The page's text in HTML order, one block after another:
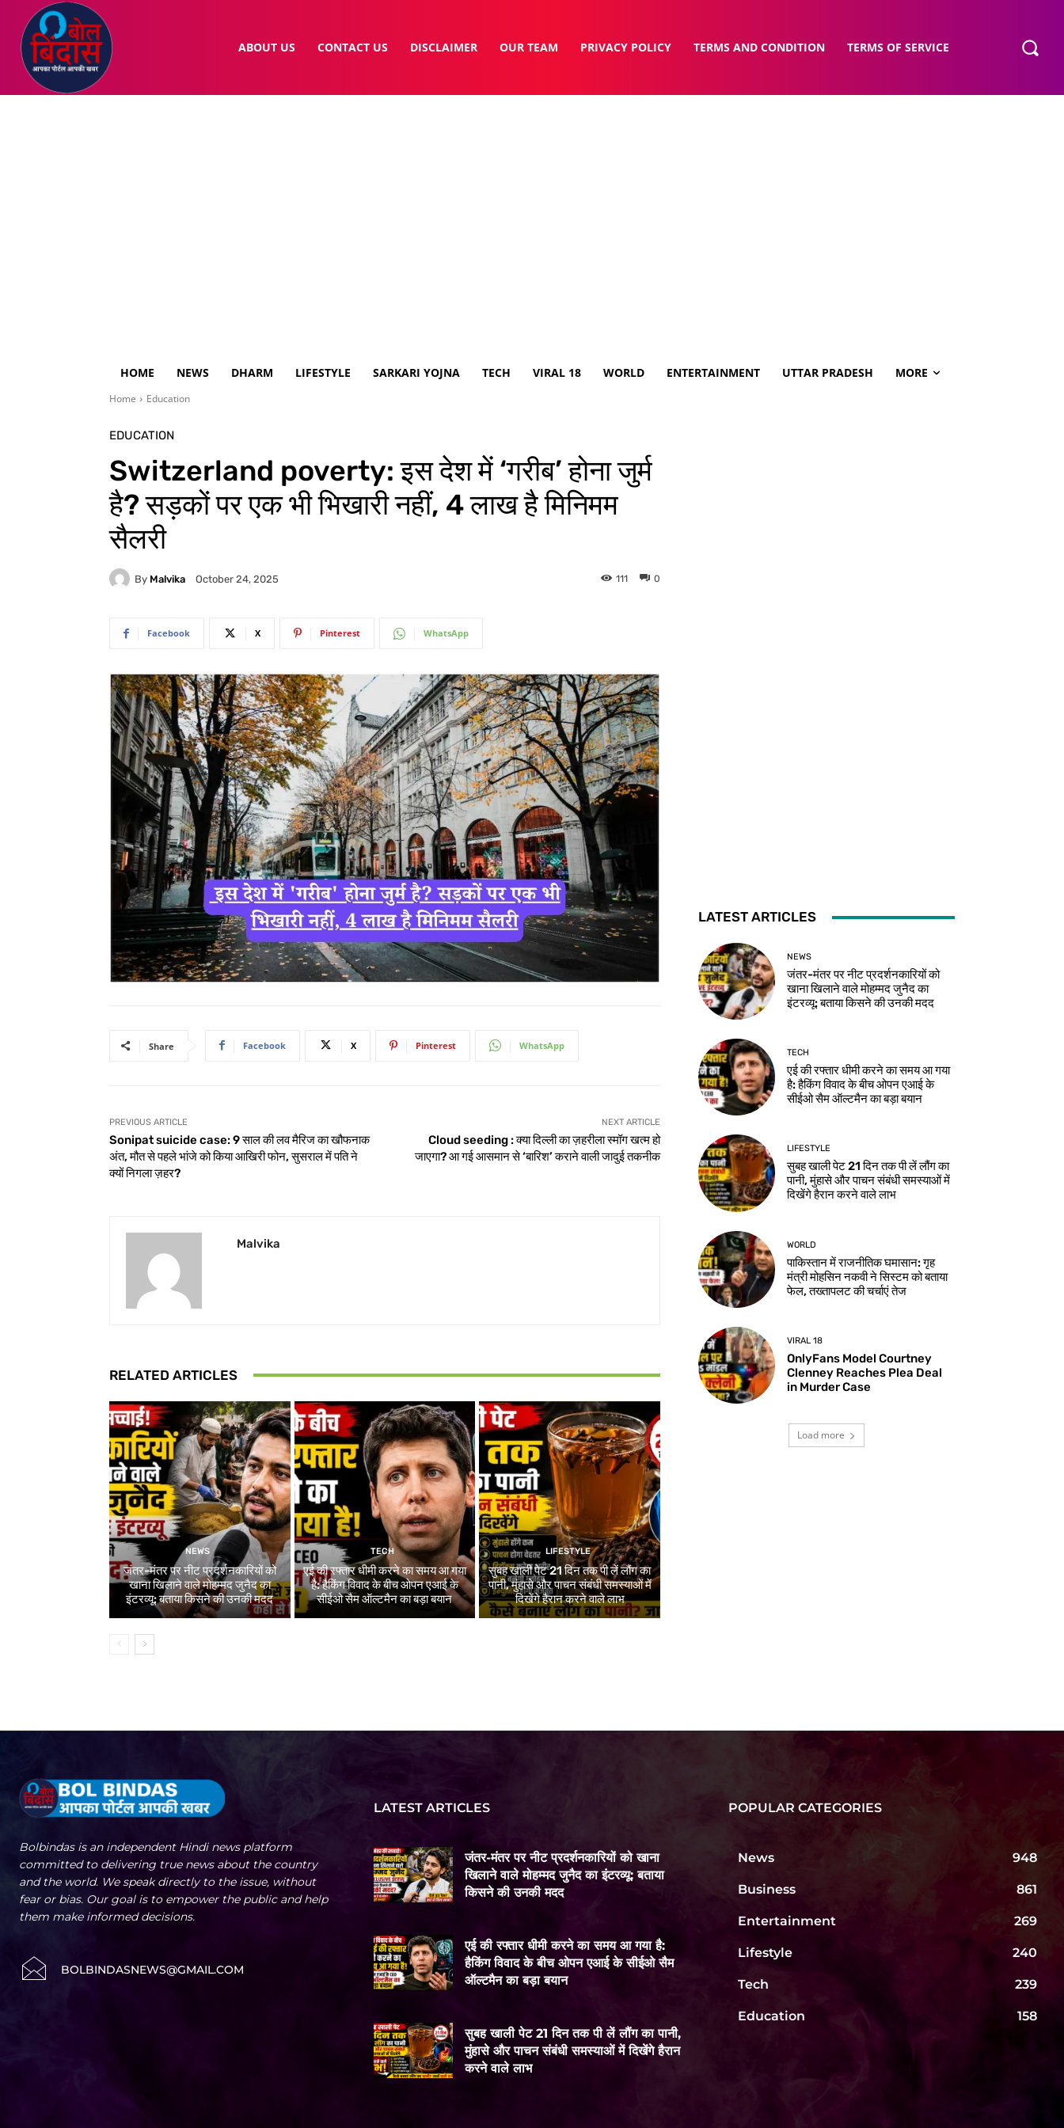
ABOUT US CONTACT US DISCLAIMER OUR TEAM PRIVACY POLICY TERMS AND CONDITION TERMS OF SERVICE
HOME NEWS DHARM LIFESTYLE SARKARI YOJNA TECH VIRAL 18 WORLD ENTERTAINMENT UTTAR PRADESH MORE
Home Education
EDUCATION
Switzerland poverty: इस देश में ‘गरीब’ होना जुर्म
है? सड़कों पर एक भी भिखारी नहीं, 4 लाख है मिनिमम
सैलरी
By Malvika October 24, 2025 0
111
Facebook X Pinterest WhatsApp
Share Facebook X Pinterest WhatsApp
PREVIOUS ARTICLE
Sonipat suicide case: 9 साल की लव मैरिज का खौफनाक
अंत, मौत से पहले भांजे को किया आखिरी फोन, सुसराल में पति ने
क्यों निगला ज़हर?
NEXT ARTICLE
Cloud seeding : क्या दिल्ली का ज़हरीला स्मॉग खत्म हो
जाएगा? आ गई आसमान से ‘बारिश’ कराने वाली जादुई तकनीक
Malvika
RELATED ARTICLES
NEWS
जंतर-मंतर पर नीट प्रदर्शनकारियों को
खाना खिलाने वाले मोहम्मद जुनैद का
इंटरव्यू: बताया किसने की उनकी मदद
TECH
एई की रफ्तार धीमी करने का समय आ गया
है: हैकिंग विवाद के बीच ओपन एआई के
सीईओ सैम ऑल्टमैन का बड़ा बयान
LIFESTYLE
सुबह खाली पेट 21 दिन तक पी लें लौंग का
पानी, मुंहासे और पाचन संबंधी समस्याओं में
दिखेंगे हैरान करने वाले लाभ
LATEST ARTICLES
NEWS
जंतर-मंतर पर नीट प्रदर्शनकारियों को
खाना खिलाने वाले मोहम्मद जुनैद का
इंटरव्यू: बताया किसने की उनकी मदद
TECH
एई की रफ्तार धीमी करने का समय आ गया
है: हैकिंग विवाद के बीच ओपन एआई के
सीईओ सैम ऑल्टमैन का बड़ा बयान
LIFESTYLE
सुबह खाली पेट 21 दिन तक पी लें लौंग का
पानी, मुंहासे और पाचन संबंधी समस्याओं में
दिखेंगे हैरान करने वाले लाभ
WORLD
पाकिस्तान में राजनीतिक घमासान: गृह
मंत्री मोहसिन नकवी ने सिस्टम को बताया
फेल, तख्तापलट की चर्चाएं तेज
VIRAL 18
OnlyFans Model Courtney
Clenney Reaches Plea Deal
in Murder Case
Load more
Bolbindas is an independent Hindi news platform
committed to delivering true news about the country
and the world. We speak directly to the issue, without
fear or bias. Our goal is to empower the public and help
them make informed decisions.
BOLBINDASNEWS@GMAIL.COM
LATEST ARTICLES
जंतर-मंतर पर नीट प्रदर्शनकारियों को खाना
खिलाने वाले मोहम्मद जुनैद का इंटरव्यू: बताया
किसने की उनकी मदद
एई की रफ्तार धीमी करने का समय आ गया है:
हैकिंग विवाद के बीच ओपन एआई के सीईओ सैम
ऑल्टमैन का बड़ा बयान
सुबह खाली पेट 21 दिन तक पी लें लौंग का पानी,
मुंहासे और पाचन संबंधी समस्याओं में दिखेंगे हैरान
करने वाले लाभ
POPULAR CATEGORIES
News 948
Business 861
Entertainment 269
Lifestyle 240
Tech 239
Education 158